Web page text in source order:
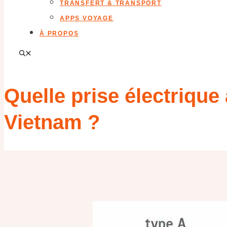
TRANSFERT & TRANSPORT
APPS VOYAGE
À PROPOS
Quelle prise électrique
Vietnam ?